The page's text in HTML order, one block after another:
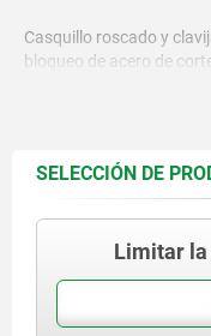
Casquillo roscado y
bloqueo de acero de
Casquillo roscado
Clavija de bloqueo
1.4034.
Clavija de bloqueo no
SELECCIÓN DE
Limitar